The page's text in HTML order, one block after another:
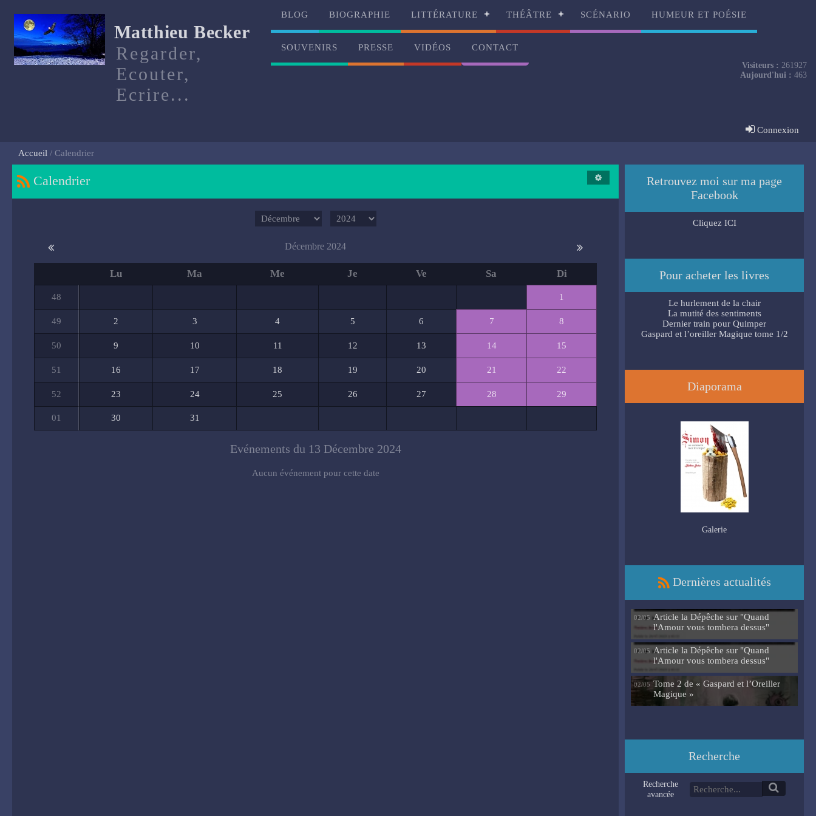
Matthieu Becker
Regarder,
Ecouter,
Ecrire...
BLOG BIOGRAPHIE LITTÉRATURE THÉÂTRE SCÉNARIO HUMEUR ET POÉSIE
SOUVENIRS PRESSE VIDÉOS CONTACT
Connexion
Accueil Calendrier
Visiteurs : 261927
Aujourd'hui : 463
Calendrier
Décembre 2024
Lu Ma Me Je Ve Sa Di
48 1
49 2 3 4 5 6 7 8
50 9 10 11 12 13 14 15
51 16 17 18 19 20 21 22
52 23 24 25 26 27 28 29
01 30 31
Evénements du 13 Décembre 2024
Aucun événement pour cette date
Retrouvez moi sur ma page
Facebook
Cliquez ICI
Pour acheter les livres
Le hurlement de la chair
La mutité des sentiments
Dernier train pour Quimper
Gaspard et l’oreiller Magique tome 1/2
Diaporama
Galerie
Dernières actualités
02/05 Article la Dépêche sur "Quand
l'Amour vous tombera dessus"
02/05 Article la Dépêche sur "Quand
l'Amour vous tombera dessus"
02/05 Tome 2 de « Gaspard et l’Oreiller
Magique »
Recherche
Recherche
avancée